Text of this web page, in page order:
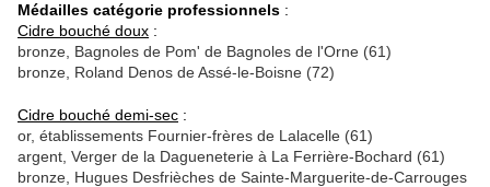
Médailles catégorie professionnels :
Cidre bouché doux :
bronze, Bagnoles de Pom' de Bagnoles de l'Orne (61)
bronze, Roland Denos de Assé-le-Boisne (72)
Cidre bouché demi-sec :
or, établissements Fournier-frères de Lalacelle (61)
argent, Verger de la Dagueneterie à La Ferrière-Bochard (61)
bronze, Hugues Desfrièches de Sainte-Marguerite-de-Carrouges